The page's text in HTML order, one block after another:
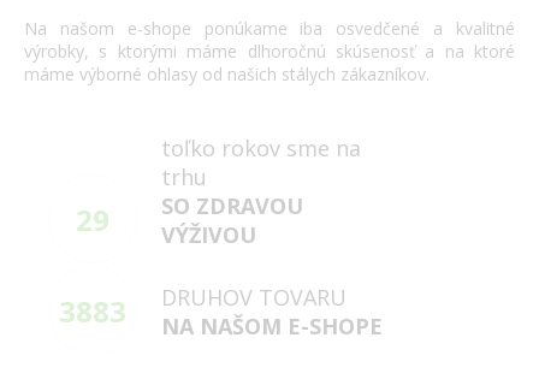
Na našom
e-shope ponúkame iba osvedčené a
kvalitné
výrobky, s ktorými máme dlhoročnú skúsenosť a na ktoré
máme výborné ohlasy od našich stálych zákazníkov.
29
toľko rokov sme na
trhu
SO ZDRAVOU
VÝŽIVOU
3883
DRUHOV TOVARU
NA NAŠOM E-SHOPE